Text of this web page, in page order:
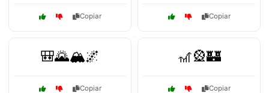
Copiar Copiar
🎒🌄🏔️🌌
Copiar
🎢🎡🏰
Copiar